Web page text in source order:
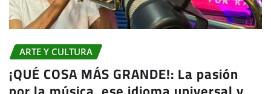
ARTE Y CULTURA
¡QUÉ COSA MÁS GRANDE!: La pasión